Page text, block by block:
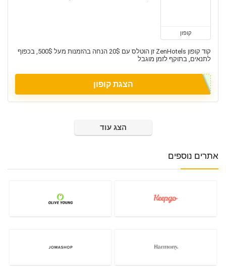
קופון
קוד קופון ZenHotels זן הוטלס עם 20$ הנחה בהזמנות מעל 500$, בכפוף
לתנאים, בתוקף לזמן מוגבל
הצגת קופון
הצג עוד
אתרים נוספים